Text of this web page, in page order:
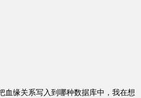
血缘关系写入到哪种数据库中，我在想